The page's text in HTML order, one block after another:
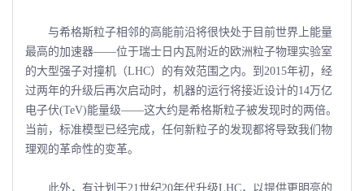
与希格斯粒子相邻的高能前沿将很快处于目前世界上能量
最高的加速器――位于瑞士日内瓦附近的欧洲粒子物理实验室
的大型强子对撞机（LHC）的有效范围之内。到2015年初，经
过两年的升级后再次启动时，机器的运行将接近设计的14万亿
电子伏(TeV)能量级――这大约是希格斯粒子被发现时的两倍。
当前，标准模型已经完成，任何新粒子的发现都将导致我们物
理观的革命性的变革。
此外，有计划于21世纪20年代升级LHC，以提供更明亮的